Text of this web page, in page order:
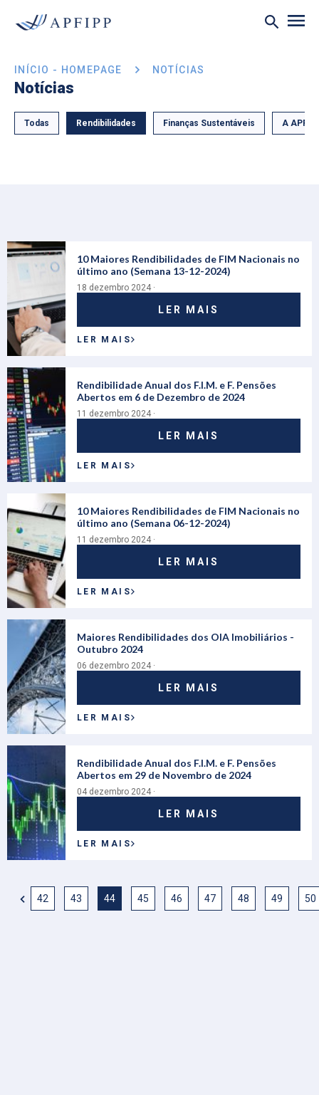
INÍCIO - HOMEPAGE NOTÍCIAS
Notícias
Todas Rendibilidades Finanças Sustentáveis A
10 Maiores Rendibilidades de FIM Nacionais no
último ano (Semana 13-12-2024)
18 dezembro 2024 ·
LER MAIS
LER MAIS
Rendibilidade Anual dos F.I.M. e F. Pensões
Abertos em 6 de Dezembro de 2024
11 dezembro 2024 ·
LER MAIS
LER MAIS
10 Maiores Rendibilidades de FIM Nacionais no
último ano (Semana 06-12-2024)
11 dezembro 2024 ·
LER MAIS
LER MAIS
Maiores Rendibilidades dos OIA Imobiliários -
Outubro 2024
06 dezembro 2024 ·
LER MAIS
LER MAIS
Rendibilidade Anual dos F.I.M. e F. Pensões
Abertos em 29 de Novembro de 2024
04 dezembro 2024 ·
LER MAIS
LER MAIS
42 43 44 45 46 47 48 49 50